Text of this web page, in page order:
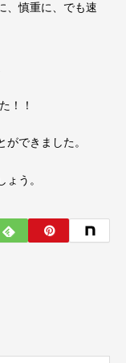
、慎重に、でも速
！！
できました。
う。